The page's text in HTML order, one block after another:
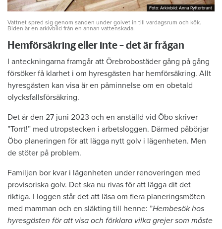
Foto: Arkivbild: Anna Rytterbrant
Foto: Arkivbild: Anna Rytterbrant
Vattnet spred sig genom sanden under golvet in till vardagsrum och kök.
Biden är en arkivbild från en annan vattenskada.
Hemförsäkring eller inte – det är frågan
I anteckningarna framgår att Örebrobostäder gång på gång
försöker få klarhet i om hyresgästen har hemförsäkring. Allt
hyresgästen kan visa är en påminnelse om en obetald
olycksfallsförsäkring.
Det är den 27 juni 2023 och en anställd vid Öbo skriver
”Torrt!” med utropstecken i arbetsloggen. Därmed påbörjar
Öbo planeringen för att lägga nytt golv i lägenheten. Men
de stöter på problem.
Familjen bor kvar i lägenheten under renoveringen med
provisoriska golv. Det ska nu rivas för att lägga dit det
riktiga. I loggen står det att läsa om flera planeringsmöten
med mamman och en släkting till henne: ”Hembesök hos
hyresgästen för att visa och förklara vilka grejer som måste